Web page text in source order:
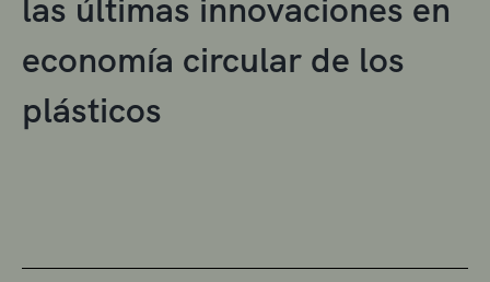
las últimas innovaciones en
economía circular de los
plásticos